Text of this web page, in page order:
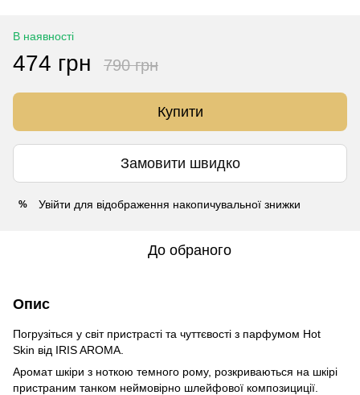
В наявності
474 грн 790 грн
Купити
Замовити швидко
% Увійти для відображення накопичувальної знижки
До обраного
Опис
Погрузіться у світ пристрасті та чуттєвості з парфумом Hot
Skin від IRIS AROMA.
Аромат шкіри з ноткою темного рому, розкриваються на шкірі
пристраним танком неймовірно шлейфової композициції.